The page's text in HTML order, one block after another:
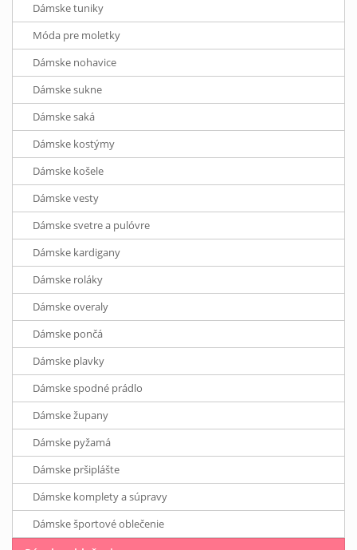
Dámske tuniky
Móda pre moletky
Dámske nohavice
Dámske sukne
Dámske saká
Dámske kostýmy
Dámske košele
Dámske vesty
Dámske svetre a pulóvre
Dámske kardigany
Dámske roláky
Dámske overaly
Dámske pončá
Dámske plavky
Dámske spodné prádlo
Dámske župany
Dámske pyžamá
Dámske pršiplášte
Dámske komplety a súpravy
Dámske športové oblečenie